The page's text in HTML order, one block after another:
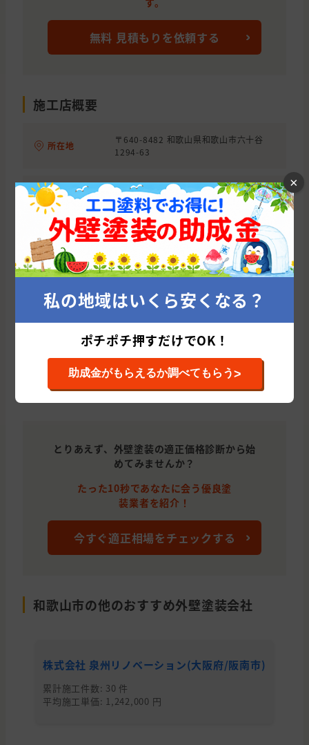
無料 見積もりを依頼する
施工店概要
所在地
〒640-8482 和歌山県和歌山市六十谷
1294-63
電話番号
0120-945-990(岡本建装 株式会社（和歌
山県）ではなく外壁塗装の窓口につなが
ります。岡本建装 株式会社（和歌山県）
を紹介して欲しいとお伝えしていただけ
ればスムーズです。)
代表者 岡本 昌昭
ホームページ /clients/P_640a90cb2bdc7
とりあえず、外壁塗装の適正価格診断から始
めてみませんか？
たった10秒であなたに会う優良塗
装業者を紹介！
今すぐ適正相場をチェックする
和歌山市の他のおすすめ外壁塗装会社
株式会社 泉州リノベーション(大阪府/阪南市)
累計施工件数: 30 件
平均施工単価: 1,242,000 円
×
私の地域はいくら安くなる？
ポチポチ押すだけでOK！
助成金がもらえるか調べてもらう>